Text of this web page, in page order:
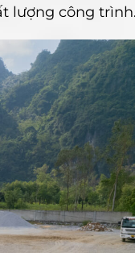
lượng công trình.